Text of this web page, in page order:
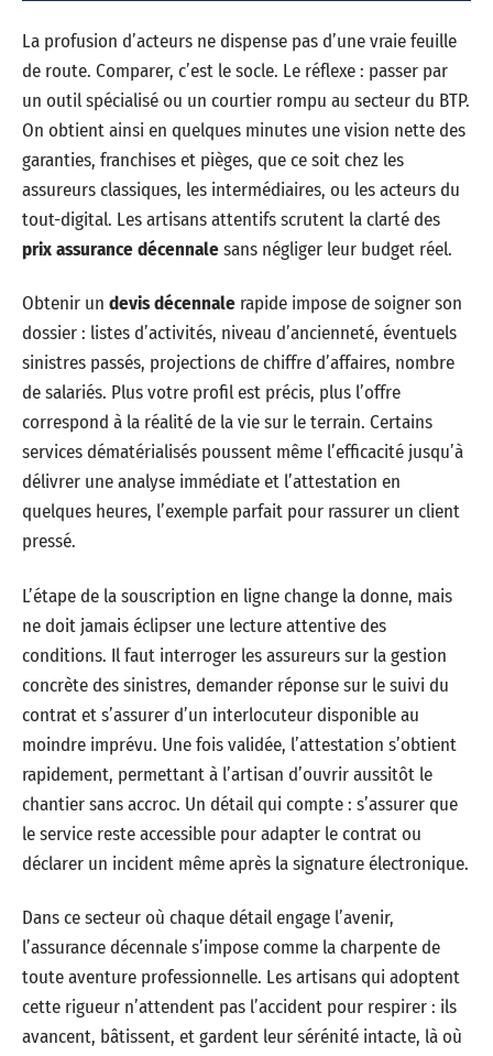
La profusion d’acteurs ne dispense pas d’une vraie feuille
de route. Comparer, c’est le socle. Le réflexe : passer par
un outil spécialisé ou un courtier rompu au secteur du BTP.
On obtient ainsi en quelques minutes une vision nette des
garanties, franchises et pièges, que ce soit chez les
assureurs classiques, les intermédiaires, ou les acteurs du
tout-digital. Les artisans attentifs scrutent la clarté des
prix assurance décennalesans négliger leur budget réel.
Obtenir un devis décennale rapide impose de soigner son
dossier : listes d’activités, niveau d’ancienneté, éventuels
sinistres passés, projections de chiffre d’affaires, nombre
de salariés. Plus votre profil est précis, plus l’offre
correspond à la réalité de la vie sur le terrain. Certains
services dématérialisés poussent même l’efficacité jusqu’à
délivrer une analyse immédiate et l’attestation en
quelques heures, l’exemple parfait pour rassurer un client
pressé.
L’étape de la souscription en ligne change la donne, mais
ne doit jamais éclipser une lecture attentive des
conditions. Il faut interroger les assureurs sur la gestion
concrète des sinistres, demander réponse sur le suivi du
contrat et s’assurer d’un interlocuteur disponible au
moindre imprévu. Une fois validée, l’attestation s’obtient
rapidement, permettant à l’artisan d’ouvrir aussitôt le
chantier sans accroc. Un détail qui compte : s’assurer que
le service reste accessible pour adapter le contrat ou
déclarer un incident même après la signature électronique.
Dans ce secteur où chaque détail engage l’avenir,
l’assurance décennale s’impose comme la charpente de
toute aventure professionnelle. Les artisans qui adoptent
cette rigueur n’attendent pas l’accident pour respirer : ils
avancent, bâtissent, et gardent leur sérénité intacte, là où